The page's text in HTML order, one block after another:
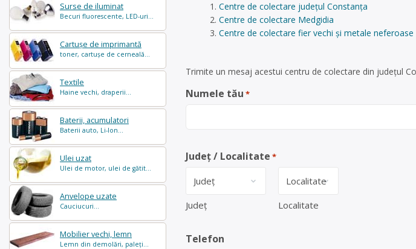
Surse de iluminat
Becuri fluorescente, LED-uri...
Cartușe de imprimantă
toner, cartușe de cerneală...
Textile
Haine vechi, draperii...
Baterii, acumulatori
Baterii auto, Li-Ion...
Ulei uzat
Ulei de motor, ulei de gătit...
Anvelope uzate
Cauciucuri...
Mobilier vechi, lemn
Lemn din demolări, paleți...
Centre de colectare județul Constanța
Centre de colectare Medgidia
Centre de colectare fier vechi și metale neferoase
Trimite un mesaj acestui centru de colectare din județul
Numele tău *
Județ / Localitate *
Județ Localitate
Telefon